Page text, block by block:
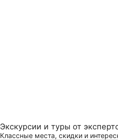
Экскурсии и туры от
Классные места, скидки и